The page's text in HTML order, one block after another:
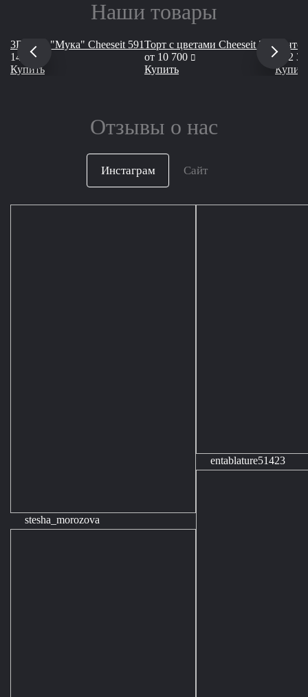
Наши товары
3D торт "Мука" Сheeseit 591
14 200
Купить
Торт с цветами Cheeseit 543
от 10 700 руб
Купить
от 2
Отзывы о нас
Инстаграм Сайт
stesha_morozova
entablature51423